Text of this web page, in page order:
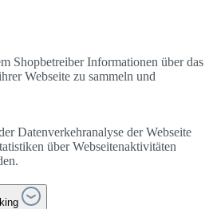
Shopbetreiber Informationen über das
Webseite zu sammeln und
Datenverkehranalyse der Webseite
über Webseitenaktivitäten